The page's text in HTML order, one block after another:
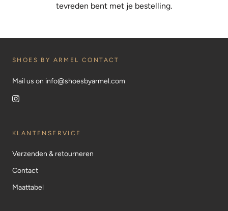
tevreden bent met je bestelling.
SHOES BY ARMEL CONTACT
Mail us on info@shoesbyarmel.com
KLANTENSERVICE
Verzenden & retourneren
Contact
Maattabel